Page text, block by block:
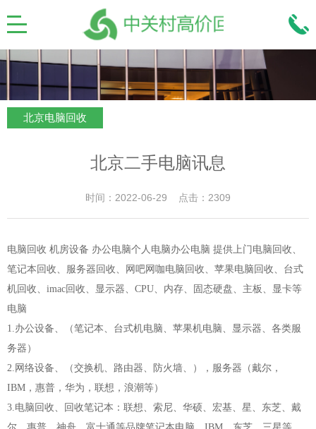
北京电脑回收
北京二手电脑讯息
时间：2022-06-29 点击：2309
电脑回收 机房设备 办公电脑个人电脑办公电脑 提供上门电脑回收、
笔记本回收、服务器回收、网吧网咖电脑回收、苹果电脑回收、台式
机回收、imac回收、显示器、CPU、内存、固态硬盘、主板、显卡等
电脑
1.办公设备、（笔记本、台式机电脑、苹果机电脑、显示器、各类服
务器）
2.网络设备、（交换机、路由器、防火墙、），服务器（戴尔，
IBM，惠普，华为，联想，浪潮等）
3.电脑回收、回收笔记本：联想、索尼、华硕、宏基、星、东芝、戴